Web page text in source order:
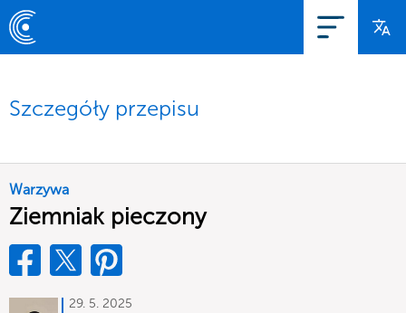
Szczegóły przepisu
Warzywa
Ziemniak pieczony
29. 5. 2025